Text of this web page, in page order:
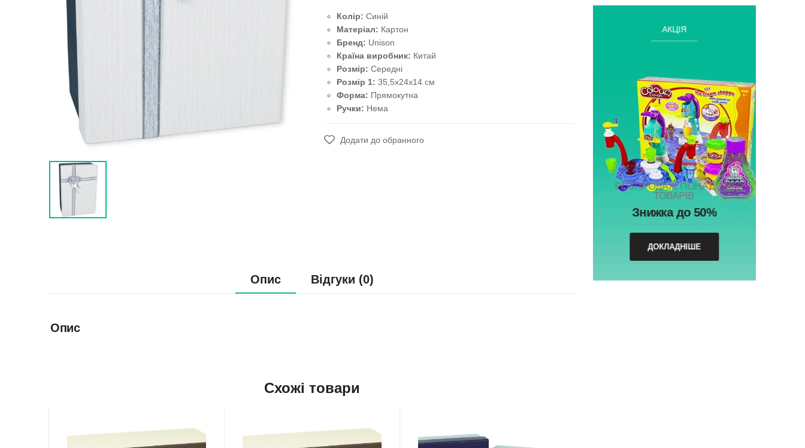
АКЦІЯ
РОЗПРОДАЖ ПОНАД 100
ТОВАРІВ
Знижка до 50%
ДОКЛАДНІШЕ
Колір: Синій
Матеріал: Картон
Бренд: Unison
Країна виробник: Китай
Розмір: Середні
Розмір 1: 35,5х24х14 см
Форма: Прямокутна
Ручки: Нема
Додати до обранного
Опис Відгуки (0)
Опис
Схожі товари